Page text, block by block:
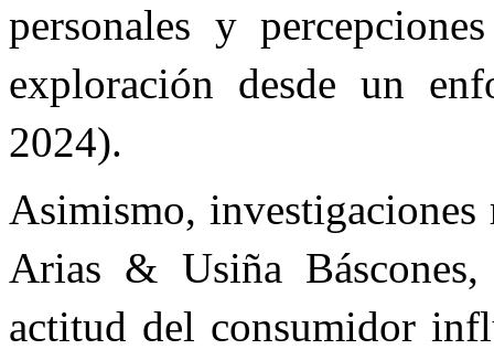
personales y
exploración desde un
2024).
Asimismo, investigaciones
Arias & Usiña
actitud del consumidor